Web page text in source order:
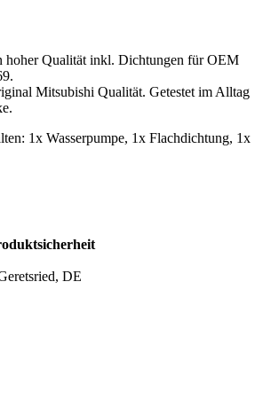
hoher Qualität inkl. Dichtungen für OEM
Mitsubishi Qualität. Getestet im Alltag
1x Wasserpumpe, 1x Flachdichtung, 1x
DE